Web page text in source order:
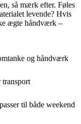
så mærk efter. Føles
levende? Hvis
ægte håndværk –
og håndværk
transport
til både weekend